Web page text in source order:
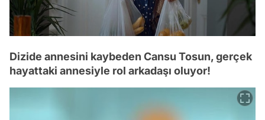
Dizide annesini kaybeden Cansu Tosun, gerçek
hayattaki annesiyle rol arkadaşı oluyor!